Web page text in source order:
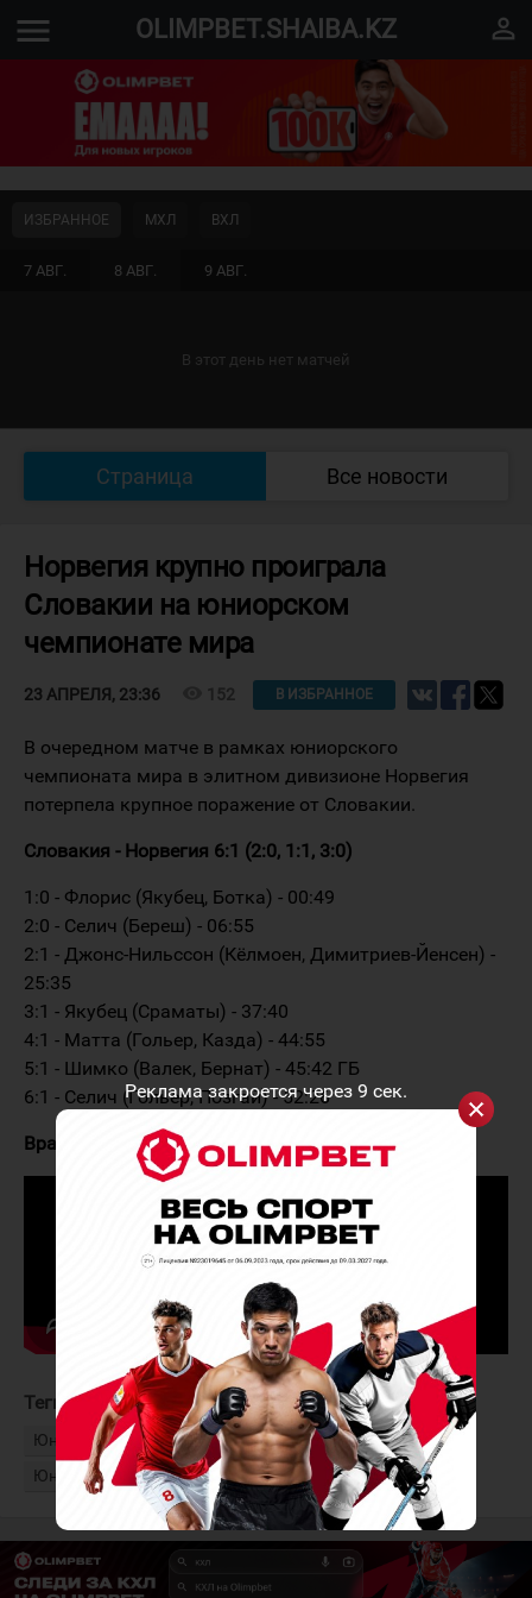
Реклама закроется через 9 сек.
menu OLIMPBET.SHAIBA.KZ perm_identity
7 АВГ. 8 АВГ. 9 АВГ.
ИЗБРАННОЕ МХЛ ВХЛ
В этот день нет матчей
Страница Все новости
Норвегия крупно проиграла
Словакии на юниорском
чемпионате мира
23 АПРЕЛЯ, 23:36 152 В ИЗБРАННОЕ
В очередном матче в рамках юниорского
чемпионата мира в элитном дивизионе Норвегия
потерпела крупное поражение от Словакии.
Словакия - Норвегия 6:1 (2:0, 1:1, 3:0)
1:0 - Флорис (Якубец, Ботка) - 00:49
2:0 - Селич (Береш) - 06:55
2:1 - Джонс-Нильссон (Кёлмоен, Димитриев-Йенсен) -
25:35
3:1 - Якубец (Сраматы) - 37:40
4:1 - Матта (Гольер, Казда) - 44:55
5:1 - Шимко (Валек, Бернат) - 45:42 ГБ
6:1 - Селич (Гольер, Позгай) - 52:26
Вратари: Грженак - Аас
Теги:
Юниорская сборная Словакии
Юниорская сборная Норвегии
Юниорский чемпионат мира